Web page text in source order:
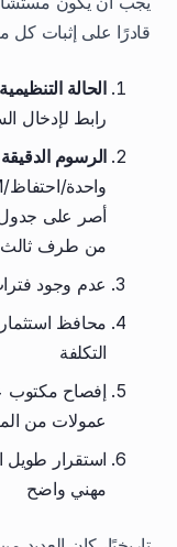
قادرًا على إثبات كل
الحالة التنظيمية
رابط لإدخال
الرسوم الدقيقة
أصر على
من طرف ثالث.
عدم وجود
التكلفة
إفصاح مكتوب
عمولات من
استقرار طويل
مهني واضح